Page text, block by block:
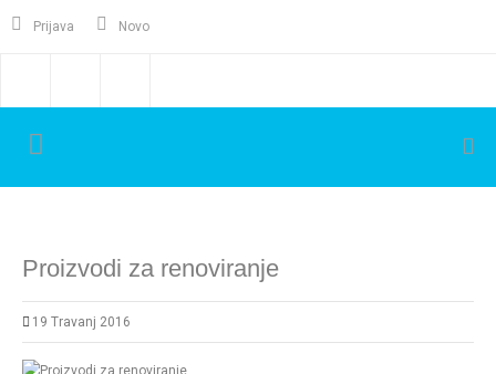
Prijava Novo
Proizvodi za renoviranje
19 Travanj 2016